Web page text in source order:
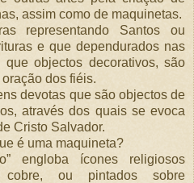
assim como de maquinetas.
representando Santos ou
e que dependurados nas
objectos decorativos, são
dos fiéis.
devotas que são objectos de
através dos quais se evoca
Cristo Salvador.
é uma maquineta?
engloba ícones religiosos
cobre, ou pintados sobre